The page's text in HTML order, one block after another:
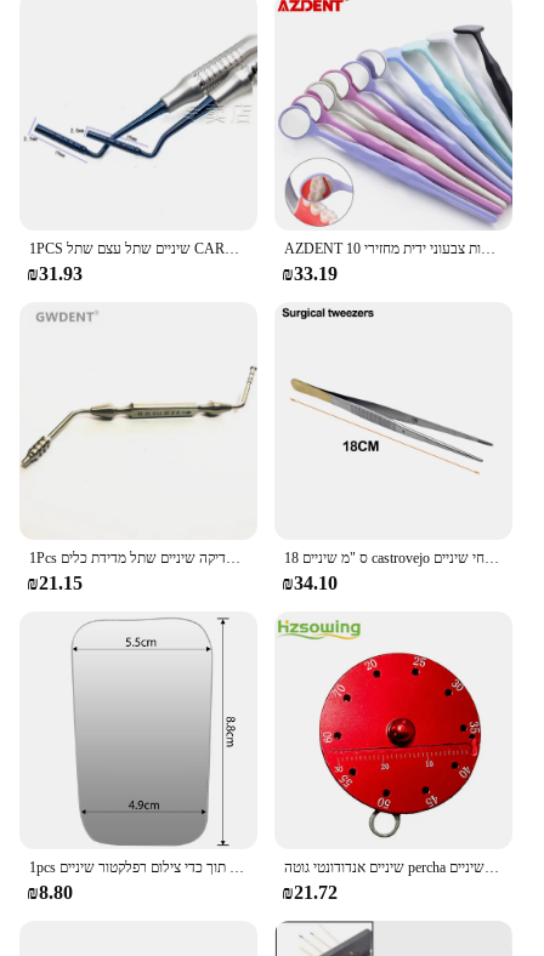
looking to maintain their dog's oral health. Whether
you're a pet owner looking for a reliable dental care
solution or a vendor looking to expand your
product range, our dental care dog treats are a
perfect choice.
1PCS שיניים שתל עצם שתל CARRIER טיטניום PLUGGERS פקר השתלת שיניים
₪31.93
AZDENT 10 יח'\סט שיניים אנטי ערפל פה בחינת משטח מראה מראות צבעוני ידית מחזירי Autoclavable שיניים הלבנת כלי
₪33.19
1Pcs מד עומק עמוק בדיקה שיניים שתל מדידת כלים
₪21.15
18 ס "מ שיניים castrovejo שיניים בעל מחט כירורגית מספריים אורתודונטי מחזיק מלקחי שיניים
₪34.10
₪8.80
שיניים אנדודונטי גוטה percha נקודות חותך מד עם סרגל מדידה עגול אלומיניום גלגל שיניים כלים שיניים
₪21.72